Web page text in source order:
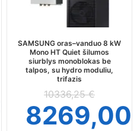
SAMSUNG oras–vanduo 8 kW
Mono HT Quiet šilumos
siurblys monoblokas be
talpos, su hydro moduliu,
trifazis
10336,25€
8269,00